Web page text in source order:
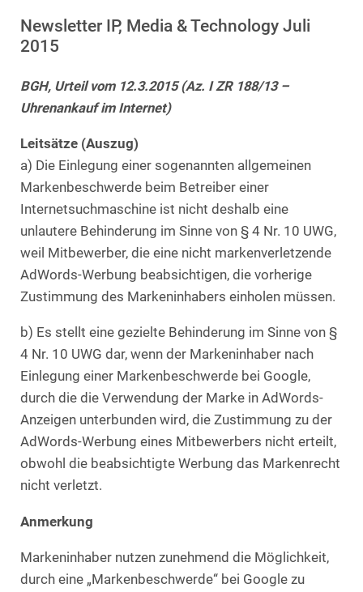
Newsletter IP, Media & Technology Juli
2015
BGH, Urteil vom 12.3.2015 (Az. I ZR 188/13 –
Uhrenankauf im Internet)
Leitsätze (Auszug)
a) Die Einlegung einer sogenannten allgemeinen
Markenbeschwerde beim Betreiber einer
Internetsuchmaschine ist nicht deshalb eine
unlautere Behinderung im Sinne von § 4 Nr. 10 UWG,
weil Mitbewerber, die eine nicht markenverletzende
AdWords-Werbung beabsichtigen, die vorherige
Zustimmung des Markeninhabers einholen müssen.
b) Es stellt eine gezielte Behinderung im Sinne von §
4 Nr. 10 UWG dar, wenn der Markeninhaber nach
Einlegung einer Markenbeschwerde bei Google,
durch die die Verwendung der Marke in AdWords-
Anzeigen unterbunden wird, die Zustimmung zu der
AdWords-Werbung eines Mitbewerbers nicht erteilt,
obwohl die beabsichtigte Werbung das Markenrecht
nicht verletzt.
Anmerkung
Markeninhaber nutzen zunehmend die Möglichkeit,
durch eine „Markenbeschwerde“ bei Google zu